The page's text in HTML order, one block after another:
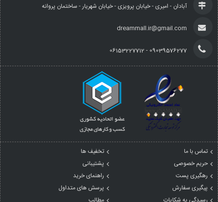
آبادان - امیری - خیابان پرویزی - خیابان شهریار - ساختمان پروانه
dreammall.ir@gmail.com
09039576277 - 06153227712
تماس با ما
تخفیف ها
حریم خصوصی
پشتیبانی
رهگیری پست
راهنمای خرید
پیگیری سفارش
پرسش های متداول
رسیدگی به شکایات
مطالب